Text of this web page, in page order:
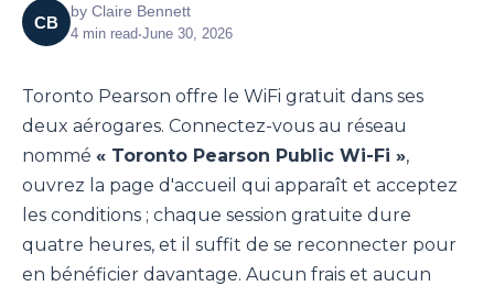
CB
by Claire Bennett
4 min read•June 30, 2026
Toronto Pearson offre le WiFi gratuit dans ses
deux aérogares. Connectez-vous au réseau
nommé « Toronto Pearson Public Wi-Fi »,
ouvrez la page d'accueil qui apparaît et acceptez
les conditions ; chaque session gratuite dure
quatre heures, et il suffit de se reconnecter pour
en bénéficier davantage. Aucun frais et aucun